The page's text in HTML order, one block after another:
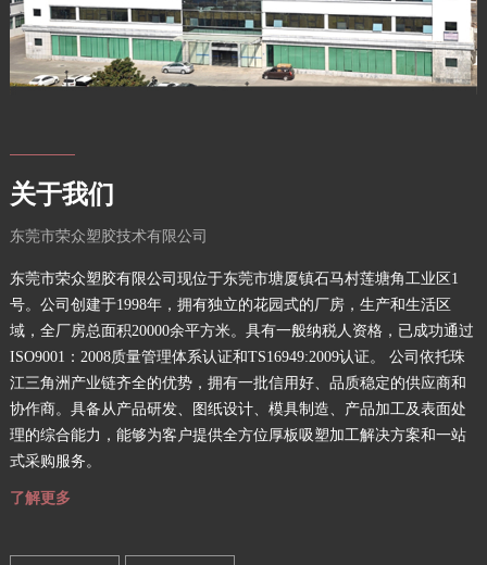
Prev Next
关于我们
东莞市荣众塑胶技术有限公司
东莞市荣众塑胶有限公司现位于东莞市塘厦镇石马村莲塘角工业区1
号。公司创建于1998年，拥有独立的花园式的厂房，生产和生活区
域，全厂房总面积20000余平方米。具有一般纳税人资格，已成功通过
ISO9001：2008质量管理体系认证和TS16949:2009认证。 公司依托珠
江三角洲产业链齐全的优势，拥有一批信用好、品质稳定的供应商和
协作商。具备从产品研发、图纸设计、模具制造、产品加工及表面处
理的综合能力，能够为客户提供全方位厚板吸塑加工解决方案和一站
式采购服务。
了解更多